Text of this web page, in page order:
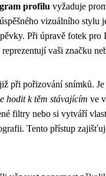
profilu vyžaduje
vizuálního stylu
Při úpravě fotek pro
vaši značku
při pořizování snímků.
hodit k těm stávajícím ve
filtry nebo si vytváří
Tento přístup